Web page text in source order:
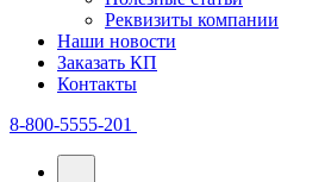
Реквизиты компании
Наши новости
Заказать КП
Контакты
8-800-5555-201